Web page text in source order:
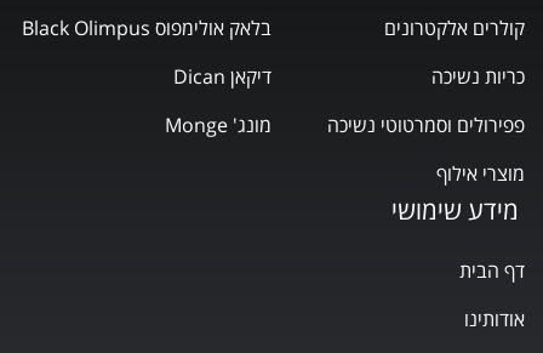
מידע שימושי
דף הבית
אודותינו
בלאק אולימפוס Black Olimpus
דיקאן Dican
מונג' Monge
קולרים אלקטרונים
כריות נשיכה
פפירולים וסמרטוטי נשיכה
מוצרי אילוף